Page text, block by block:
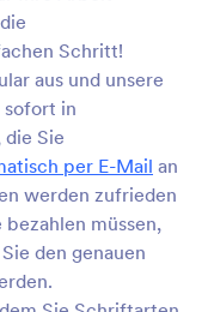
Schritt!
aus und unsere
in
Sie
per E-Mail an
werden zufrieden
bezahlen müssen,
den genauen